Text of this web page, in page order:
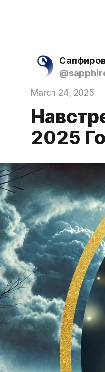
March 24, 2025
2025